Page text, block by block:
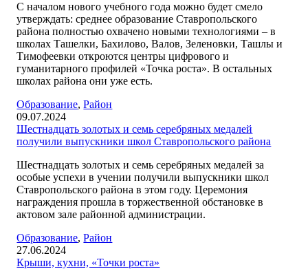
С началом нового учебного года можно будет смело
утверждать: среднее образование Ставропольского
района полностью охвачено новыми технологиями – в
школах Ташелки, Бахилово, Валов, Зеленовки, Ташлы и
Тимофеевки откроются центры цифрового и
гуманитарного профилей «Точка роста». В остальных
школах района они уже есть.
Образование,Район
09.07.2024
Шестнадцать золотых и семь серебряных медалей
получили выпускники школ Ставропольского района
Шестнадцать золотых и семь серебряных медалей за
особые успехи в учении получили выпускники школ
Ставропольского района в этом году. Церемония
награждения прошла в торжественной обстановке в
актовом зале районной администрации.
Образование,Район
27.06.2024
Крыши, кухни, «Точки роста»